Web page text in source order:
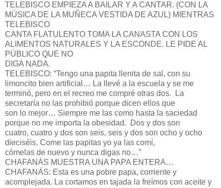
TELEBISCO EMPIEZA A BAILAR Y A CANTAR. (CON LA
MÚSICA DE LA MUÑECA VESTIDA DE AZUL) MIENTRAS
TELEBISCO
CANTA FLATULENTO TOMA LA CANASTA CON LOS
ALIMENTOS NATURALES Y LA ESCONDE. LE PIDE AL
PÚBLICO QUE NO
DIGA NADA.
TELEBISCO: “Tengo una papita llenita de sal, con su
limoncito bien artificial… La llevé a la escuela y se me
terminó, pero en el recreo me compré otras dos. La
secretaría no las prohibió porque dicen ellos que
son lo mejor… Siempre me las como hasta la saciedad
porque no me importa la obesidad. Dos y dos son
cuatro, cuatro y dos son seis, seis y dos son ocho y ocho
dieciséis. Come las papitas yo ya las comí,
cómelas de nuevo y nunca digas no…”
CHAFANÁS MUESTRA UNA PAPA ENTERA…
CHAFANÁS: Esta es una pobre papa, corriente y
acomplejada. La cortamos en tajada la freímos con aceite y